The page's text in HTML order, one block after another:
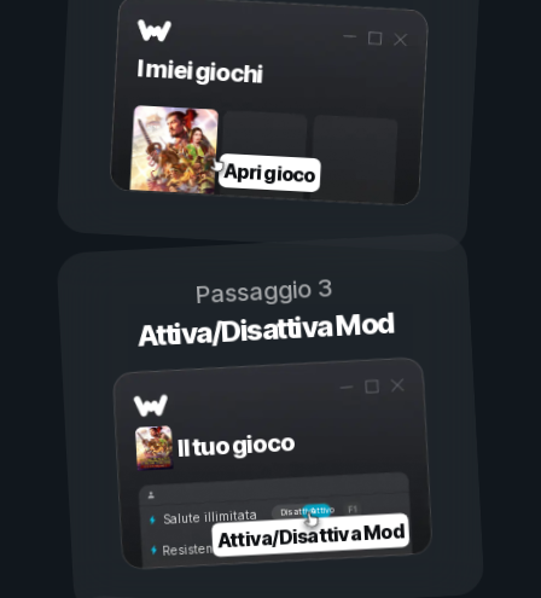
I miei giochi
Apri gioco
Passaggio 3
Attiva/Disattiva Mod
Il tuo gioco
Attivo
Disattivo
Salute illimitata
Resistenza illimitata
Attiva/Disattiva Mod